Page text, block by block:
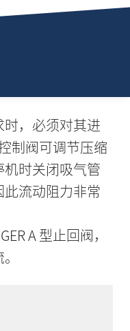
，必须对其进
制阀可调节压缩
时关闭吸气管
流动阻力非常
A 型止回阀，